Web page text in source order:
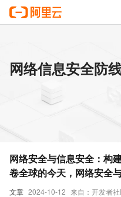
网络信息安全防
文章 2024-10-12 来自：开发者社
网络安全与信息安全：构
卷全球的今天，网络安全
常运转的关键支柱。本文